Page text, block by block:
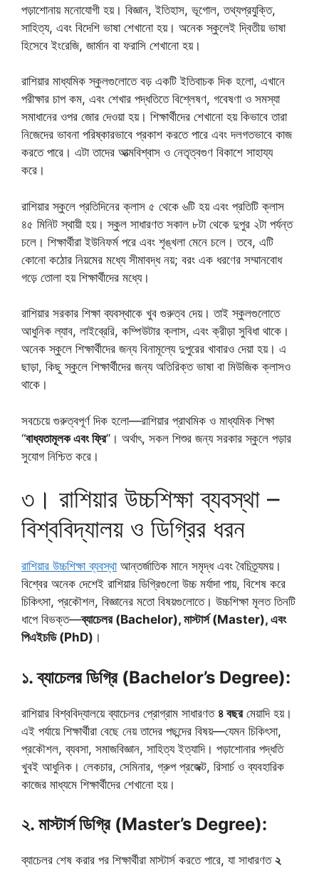
পড়াশোনায় মনোযোগী হয়। বিজ্ঞান, ইতিহাস, ভূগোল, তথ্যপ্রযুক্তি,
সাহিত্য, এবং বিদেশি ভাষা শেখানো হয়। অনেক স্কুলেই দ্বিতীয় ভাষা
হিসেবে ইংরেজি, জার্মান বা ফরাসি শেখানো হয়।
রাশিয়ার মাধ্যমিক স্কুলগুলোতে বড় একটি ইতিবাচক দিক হলো, এখানে
পরীক্ষার চাপ কম, এবং শেখার পদ্ধতিতে বিশ্লেষণ, গবেষণা ও সমস্যা
সমাধানের ওপর জোর দেওয়া হয়। শিক্ষার্থীদের শেখানো হয় কিভাবে তারা
নিজেদের ভাবনা পরিষ্কারভাবে প্রকাশ করতে পারে এবং দলগতভাবে কাজ
করতে পারে। এটা তাদের আত্মবিশ্বাস ও নেতৃত্বগুণ বিকাশে সাহায্য
করে।
রাশিয়ার স্কুলে প্রতিদিনের ক্লাস ৫ থেকে ৬টি হয় এবং প্রতিটি ক্লাস
৪৫ মিনিট স্থায়ী হয়। স্কুল সাধারণত সকাল ৮টা থেকে দুপুর ২টা পর্যন্ত
চলে। শিক্ষার্থীরা ইউনিফর্ম পরে এবং শৃঙ্খলা মেনে চলে। তবে, এটি
কোনো কঠোর নিয়মের মধ্যে সীমাবদ্ধ নয়; বরং এক ধরণের সম্মানবোধ
গড়ে তোলা হয় শিক্ষার্থীদের মধ্যে।
রাশিয়ার সরকার শিক্ষা ব্যবস্থাকে খুব গুরুত্ব দেয়। তাই স্কুলগুলোতে
আধুনিক ল্যাব, লাইব্রেরি, কম্পিউটার ক্লাস, এবং ক্রীড়া সুবিধা থাকে।
অনেক স্কুলে শিক্ষার্থীদের জন্য বিনামূল্যে দুপুরের খাবারও দেয়া হয়। এ
ছাড়া, কিছু স্কুলে শিক্ষার্থীদের জন্য অতিরিক্ত ভাষা বা মিউজিক ক্লাসও
থাকে।
সবচেয়ে গুরুত্বপূর্ণ দিক হলো—রাশিয়ার প্রাথমিক ও মাধ্যমিক শিক্ষা
“বাধ্যতামূলক এবং ফ্রি”। অর্থাৎ, সকল শিশুর জন্য সরকার স্কুলে পড়ার
সুযোগ নিশ্চিত করে।
৩। রাশিয়ার উচ্চশিক্ষা ব্যবস্থা –
বিশ্ববিদ্যালয় ও ডিগ্রির ধরন
রাশিয়ার উচ্চশিক্ষা ব্যবস্থাআন্তর্জাতিক মানে সমৃদ্ধ এবং বৈচিত্র্যময়।
বিশ্বের অনেক দেশেই রাশিয়ার ডিগ্রিগুলো উচ্চ মর্যাদা পায়, বিশেষ করে
চিকিৎসা, প্রকৌশল, বিজ্ঞানের মতো বিষয়গুলোতে। উচ্চশিক্ষা মূলত তিনটি
ধাপে বিভক্ত—ব্যাচেলর (Bachelor), মাস্টার্স (Master), এবং
পিএইচডি (PhD) ।
১. ব্যাচেলর ডিগ্রি (Bachelor’s Degree):
রাশিয়ার বিশ্ববিদ্যালয়ে ব্যাচেলর প্রোগ্রাম সাধারণত ৪ বছরমেয়াদি হয়।
এই পর্যায়ে শিক্ষার্থীরা বেছে নেয় তাদের পছন্দের বিষয়—যেমন চিকিৎসা,
প্রকৌশল, ব্যবসা, সমাজবিজ্ঞান, সাহিত্য ইত্যাদি। পড়াশোনার পদ্ধতি
খুবই আধুনিক। লেকচার, সেমিনার, গ্রুপ প্রজেক্ট, রিসার্চ ও ব্যবহারিক
কাজের মাধ্যমে শিক্ষার্থীদের শেখানো হয়।
২. মাস্টার্স ডিগ্রি (Master’s Degree):
ব্যাচেলর শেষ করার পর শিক্ষার্থীরা মাস্টার্স করতে পারে, যা সাধারণত ২